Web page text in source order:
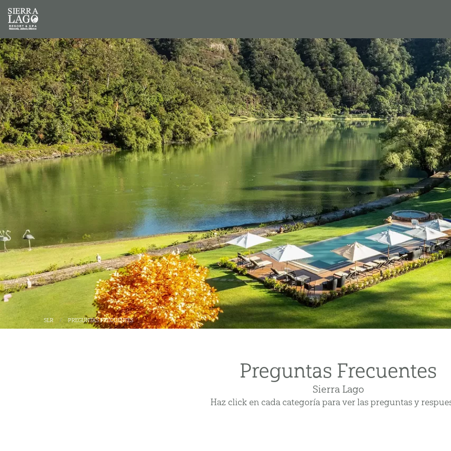
SLR PREGUNTAS FRECUENTES
Preguntas Frecuentes
Sierra Lago
Haz click en cada categoría para ver las preguntas y